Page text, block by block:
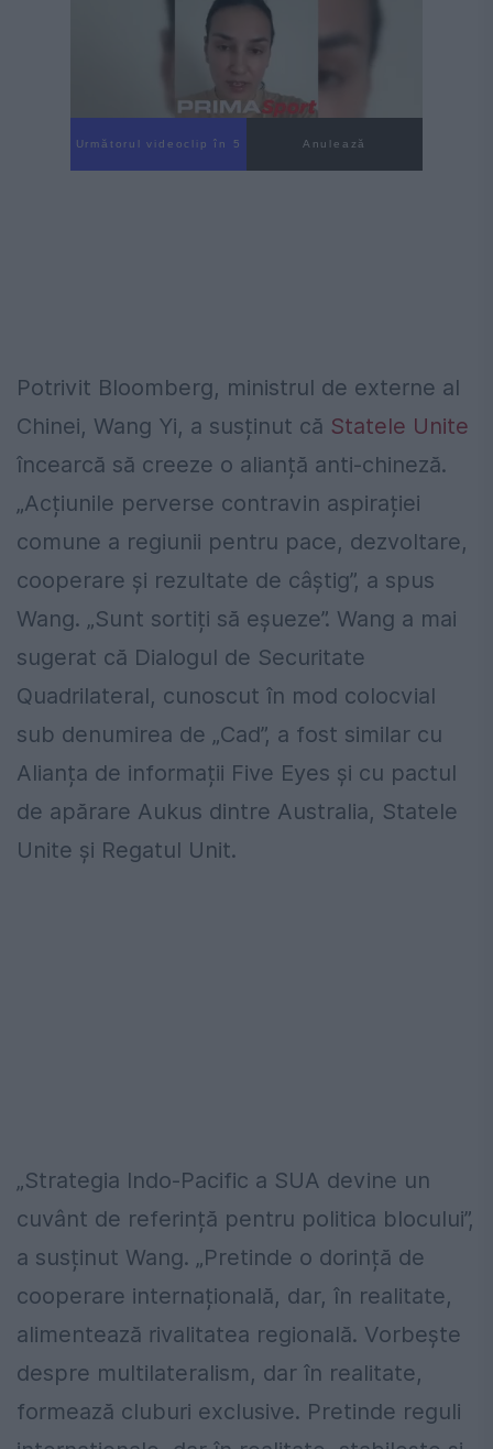
Următorul videoclip în 4 Anulează
Potrivit Bloomberg, ministrul de externe al
Chinei, Wang Yi, a susținut că Statele Unite
încearcă să creeze o alianță anti-chineză.
„Acțiunile perverse contravin aspirației
comune a regiunii pentru pace, dezvoltare,
cooperare și rezultate de câștig”, a spus
Wang. „Sunt sortiți să eșueze”. Wang a mai
sugerat că Dialogul de Securitate
Quadrilateral, cunoscut în mod colocvial
sub denumirea de „Cad”, a fost similar cu
Alianța de informații Five Eyes și cu pactul
de apărare Aukus dintre Australia, Statele
Unite și Regatul Unit.
„Strategia Indo-Pacific a SUA devine un
cuvânt de referință pentru politica blocului”,
a susținut Wang. „Pretinde o dorință de
cooperare internațională, dar, în realitate,
alimentează rivalitatea regională. Vorbește
despre multilateralism, dar în realitate,
formează cluburi exclusive. Pretinde reguli